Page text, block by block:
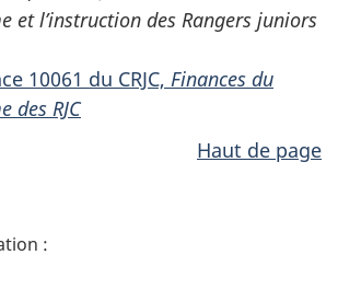
et l’instruction des Rangers juniors
10061 du CRJC, Finances du
des RJC
Haut de page